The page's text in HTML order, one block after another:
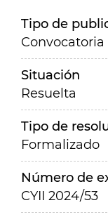
Tipo de
Situación
Resuelta
Tipo de
Formalizado
Número de
CYII 2024/53